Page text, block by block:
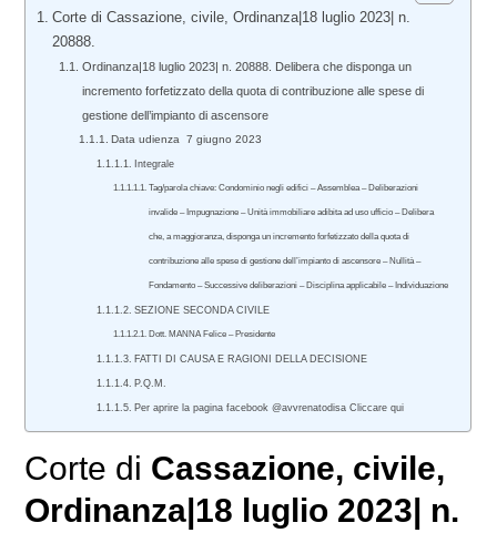
Corte di Cassazione, civile, Ordinanza|18 luglio 2023| n.
20888.
Ordinanza|18 luglio 2023| n. 20888. Delibera che disponga un
incremento forfetizzato della quota di contribuzione alle spese di
gestione dell’impianto di ascensore
Data udienza 7 giugno 2023
Integrale
Tag/parola chiave: Condominio negli edifici – Assemblea – Deliberazioni
invalide – Impugnazione – Unità immobiliare adibita ad uso ufficio – Delibera
che, a maggioranza, disponga un incremento forfetizzato della quota di
contribuzione alle spese di gestione dell’impianto di ascensore – Nullità –
Fondamento – Successive deliberazioni – Disciplina applicabile – Individuazione
SEZIONE SECONDA CIVILE
Dott. MANNA Felice – Presidente
FATTI DI CAUSA E RAGIONI DELLA DECISIONE
P.Q.M.
Per aprire la pagina facebook @avvrenatodisa Cliccare qui
Corte di Cassazione, civile,
Ordinanza|18 luglio 2023| n.